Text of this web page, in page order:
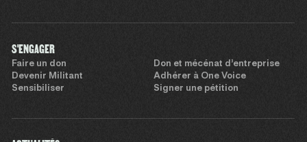
S'ENGAGER
Faire un don
Don et mécénat d’entreprise
Devenir Militant
Adhérer à One Voice
Sensibiliser
Signer une pétition